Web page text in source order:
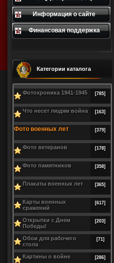
Информация о сайте
Финансовая поддержка
Категории каталога
Фотохроника 1941-1945 [785]
Что несет людям война [163]
Фото военных лет [379]
Фото ветеранов [178]
Фото памятников [358]
Плакаты военных лет [365]
Карты военных
сражений
[617]
Открытки с Днем
Победы!
[203]
Обои для рабочего
стола
[71]
Картины о войне [286]